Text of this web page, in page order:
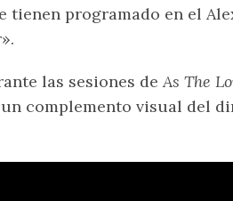
tienen programado en el
las sesiones deAs The
complemento visual del